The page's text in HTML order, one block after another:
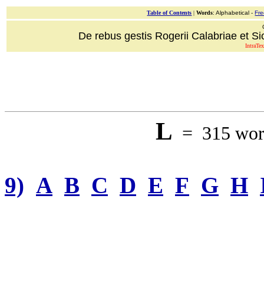
Table of Contents |Words: Alphabetical -
De rebus gestis Rogerii Calabriae et
L = 315
9) A B C D E F G H